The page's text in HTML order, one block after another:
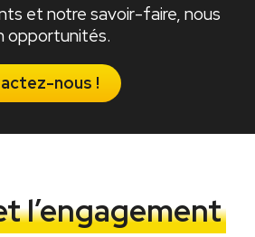
et notre savoir-faire, nous
opportunités.
nous !
l’engagement